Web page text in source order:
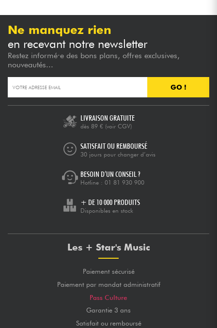
Ne manquez rien
en recevant notre newsletter
Restez informé·e des bons plans, offres exclusives,
nouveautés...
GO !
LIVRAISON GRATUITE
dès 89 € (voir CGV)
SATISFAIT OU REMBOURSÉ
30 jours pour changer d’avis
BESOIN D’UN CONSEIL ?
Hotline : 01 81 930 900
+ DE 10 000 PRODUITS
Disponibles en stock
Les + Star's Music
Paiement sécurisé
Paiement par mandat administratif
Pass Culture
Garantie 3 ans
Satisfait ou remboursé